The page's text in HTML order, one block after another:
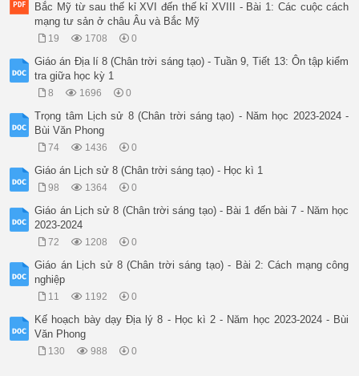
Bắc Mỹ từ sau thế kỉ XVI đến thế kỉ XVIII - Bài 1: Các cuộc cách
mạng tư sản ở châu Âu và Bắc Mỹ
19 1708 0
Giáo án Địa lí 8 (Chân trời sáng tạo) - Tuần 9, Tiết 13: Ôn tập kiểm
tra giữa học kỳ 1
8 1696 0
Trọng tâm Lịch sử 8 (Chân trời sáng tạo) - Năm học 2023-2024 -
Bùi Văn Phong
74 1436 0
Giáo án Lịch sử 8 (Chân trời sáng tạo) - Học kì 1
98 1364 0
Giáo án Lịch sử 8 (Chân trời sáng tạo) - Bài 1 đến bài 7 - Năm học
2023-2024
72 1208 0
Giáo án Lịch sử 8 (Chân trời sáng tạo) - Bài 2: Cách mạng công
nghiệp
11 1192 0
Kế hoạch bày dạy Địa lý 8 - Học kì 2 - Năm học 2023-2024 - Bùi
Văn Phong
130 988 0